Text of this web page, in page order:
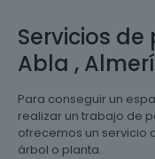
Servicios
Abla ,
Para conseguir un
realizar un trabajo de
ofrecemos un servicio
árbol o planta.